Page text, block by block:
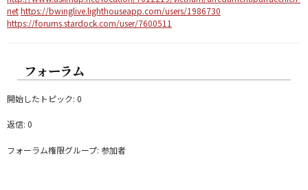
nethttps://bwinglive.lighthouseapp.com/users/1986730
https://forums.stardock.com/user/7600511
フォーラム
開始したトピック: 0
返信: 0
フォーラム権限グループ: 参加者